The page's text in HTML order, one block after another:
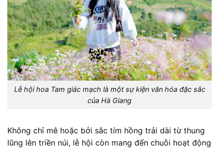
Lễ hội hoa Tam giác mạch là một sự kiện văn hóa đặc sắc
của Hà Giang
Không chỉ mê hoặc bởi sắc tím hồng trải dài từ thung
lũng lên triền núi, lễ hội còn mang đến chuỗi hoạt động